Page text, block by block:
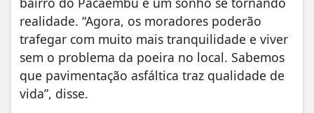
realidade. “Agora, os moradores poderão
trafegar com muito mais tranquilidade e viver
sem o problema da poeira no local. Sabemos
que pavimentação asfáltica traz qualidade de
vida”, disse.